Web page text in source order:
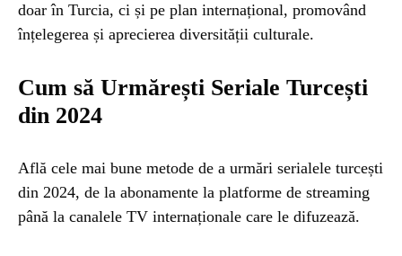
doar în Turcia, ci și pe plan internațional, promovând
înțelegerea și aprecierea diversității culturale.
Cum să Urmărești Seriale Turcești
din 2024
Află cele mai bune metode de a urmări serialele turcești
din 2024, de la abonamente la platforme de streaming
până la canalele TV internaționale care le difuzează.